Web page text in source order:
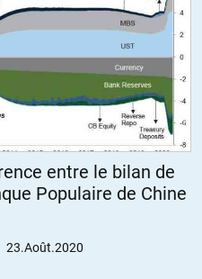
entre le bilan de
Populaire de Chine
23.Août.2020